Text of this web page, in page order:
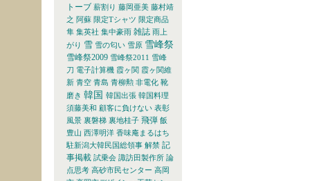
トーブ 薪割り 藤岡亜美 藤村靖
之 阿蘇 限定Tシャツ 限定商品
隼 集英社 集中豪雨 雑誌 雨上
がり 雪 雪の匂い 雪原 雪峰祭
雪峰祭2009 雪峰祭2011 雪峰
刀 電子計算機 霞ヶ関 霞ヶ関維
新 青空 青島 青柳勲 非電化 靴
磨き 韓国 韓国出張 韓国料理
須藤美和 顧客に負けない 表彰
風景 裏磐梯 裏地桂子 飛弾 飯
豊山 西澤明洋 香味庵まるはち
駐新潟大韓民国総領事 解禁 記
事掲載 試乗会 諏訪田製作所 論
点思考 高砂市民センター 高岡